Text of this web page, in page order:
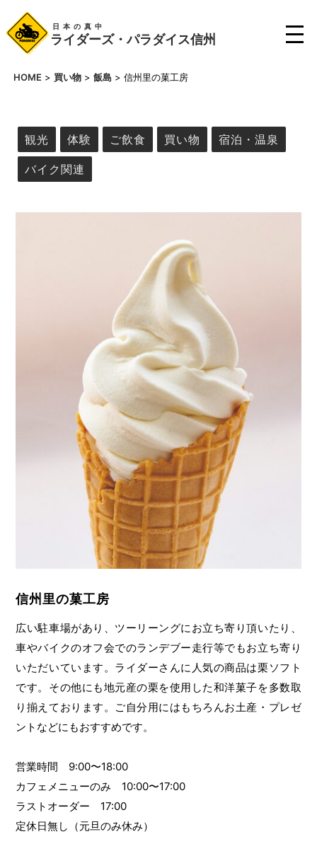
日本の真中
ライダーズ・パラダイス信州
HOME > 買い物> 飯島 > 信州里の菓工房
観光 体験 ご飲食 買い物 宿泊・温泉
バイク関連
信州里の菓工房
広い駐車場があり、ツーリーングにお立ち寄り頂いたり、
車やバイクのオフ会でのランデブー走行等でもお立ち寄り
いただいています。ライダーさんに人気の商品は栗ソフト
です。その他にも地元産の栗を使用した和洋菓子を多数取
り揃えております。ご自分用にはもちろんお土産・プレゼ
ントなどにもおすすめです。
営業時間 9:00〜18:00
カフェメニューのみ 10:00〜17:00
ラストオーダー 17:00
定休日無し（元旦のみ休み）